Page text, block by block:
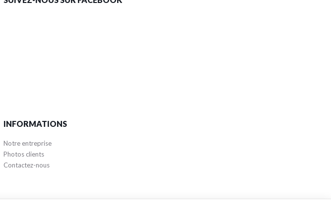
INFORMATIONS
Notre entreprise
Photos clients
Contactez-nous